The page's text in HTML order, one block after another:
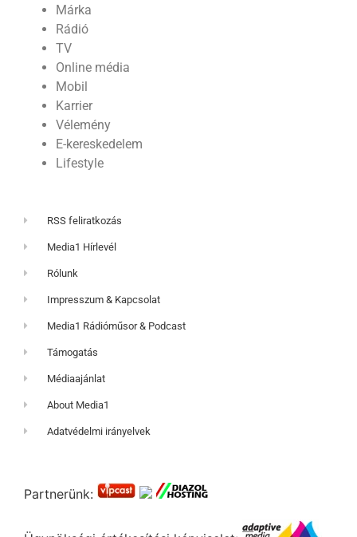
Márka
Rádió
TV
Online média
Mobil
Karrier
Vélemény
E-kereskedelem
Lifestyle
RSS feliratkozás
Media1 Hírlevél
Rólunk
Impresszum & Kapcsolat
Media1 Rádióműsor & Podcast
Támogatás
Médiaajánlat
About Media1
Adatvédelmi irányelvek
Partnerünk: